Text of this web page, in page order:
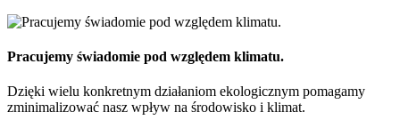
Pracujemy świadomie pod względem klimatu.
Dzięki wielu konkretnym działaniom ekologicznym pomagamy
zminimalizować nasz wpływ na środowisko i klimat.